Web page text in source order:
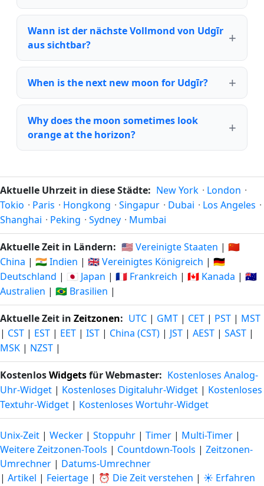
Wann ist der nächste Vollmond von Udgīr
aus sichtbar?
When is the next new moon for Udgīr?
Why does the moon sometimes look
orange at the horizon?
Aktuelle Uhrzeit in diese Städte: New York · London ·
Tokio · Paris · Hongkong · Singapur · Dubai · Los Angeles ·
Shanghai · Peking · Sydney · Mumbai
Aktuelle Zeit in Ländern: 🇺🇸 Vereinigte Staaten | 🇨🇳
China | 🇮🇳 Indien | 🇬🇧 Vereinigtes Königreich | 🇩🇪
Deutschland | 🇯🇵 Japan | 🇫🇷 Frankreich | 🇨🇦 Kanada | 🇦🇺
Australien | 🇧🇷 Brasilien |
Aktuelle Zeit in Zeitzonen: UTC | GMT | CET | PST | MST
| CST | EST | EET | IST | China (CST) | JST | AEST | SAST |
MSK | NZST |
KostenlosWidgetsfür Webmaster: Kostenloses Analog-
Uhr-Widget | Kostenloses Digitaluhr-Widget | Kostenloses
Textuhr-Widget | Kostenloses Wortuhr-Widget
Unix-Zeit | Wecker | Stoppuhr | Timer | Multi-Timer |
Weitere Zeitzonen-Tools | Countdown-Tools | Zeitzonen-
Umrechner | Datums-Umrechner
| Artikel | Feiertage | ⏰ Die Zeit verstehen | ☀️ Erfahren